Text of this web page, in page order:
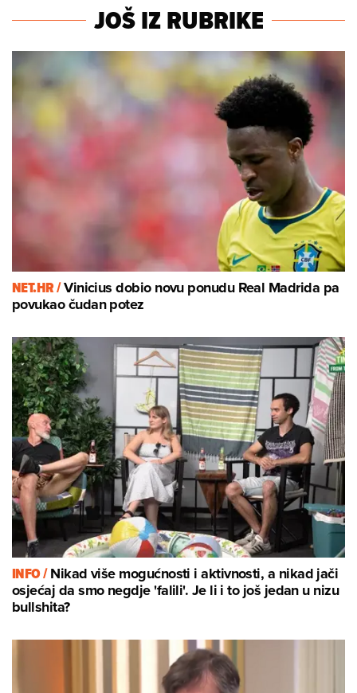
JOŠ IZ RUBRIKE
NET.HR /Vinicius dobio novu ponudu Real Madrida pa
povukao čudan potez
INFO /Nikad više mogućnosti i aktivnosti, a nikad jači
osjećaj da smo negdje 'falili'. Je li i to još jedan u nizu
bullshita?